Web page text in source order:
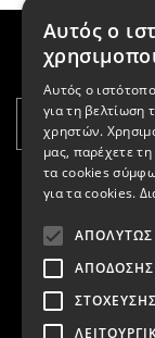
Αυτός ο
Αυτός ο
για τη βελτίωση
χρηστών.
μας, παρέχετε
τα cookies
για τα cookies.
ΑΠΟΛΎΤΩΣ
ΑΠΌΔΟΣΗΣ
ΣΤΌΧΕΥΣΗΣ